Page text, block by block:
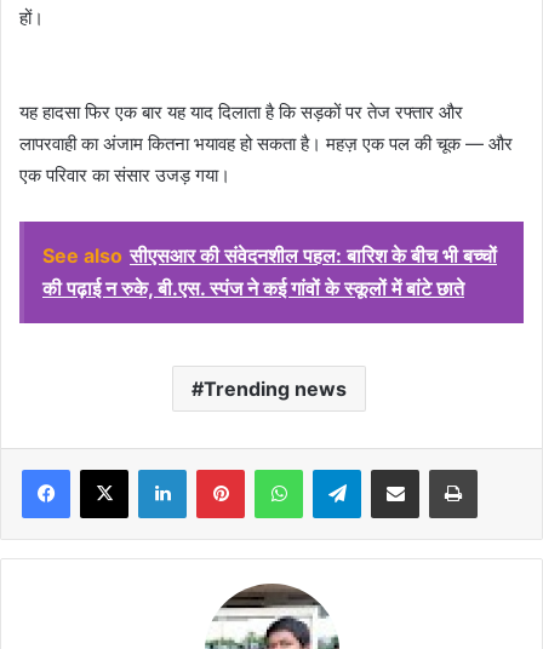
हों।
यह हादसा फिर एक बार यह याद दिलाता है कि सड़कों पर तेज रफ्तार और
लापरवाही का अंजाम कितना भयावह हो सकता है। महज़ एक पल की चूक — और
एक परिवार का संसार उजड़ गया।
See also सीएसआर की संवेदनशील पहल: बारिश के बीच भी बच्चों
की पढ़ाई न रुके, बी.एस. स्पंज ने कई गांवों के स्कूलों में बांटे छाते
Trending news
Facebook
X LinkedInPinterestWhatsAppTelegramShare via Email Print